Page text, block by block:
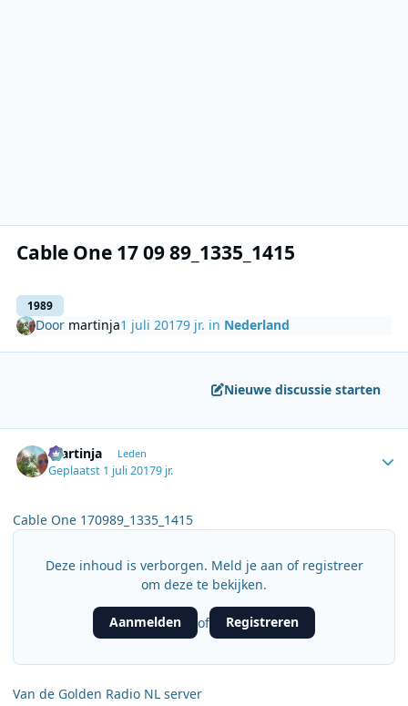
Cable One 17 09 89_1335_1415
1989
Door martinja1 juli 20179 jr. in Nederland
Nieuwe discussie starten
martinja Leden
Geplaatst 1 juli 20179 jr.
Cable One 170989_1335_1415
Deze inhoud is verborgen. Meld je aan of registreer
om deze te bekijken.
Aanmelden of Registreren
Van de Golden Radio NL server